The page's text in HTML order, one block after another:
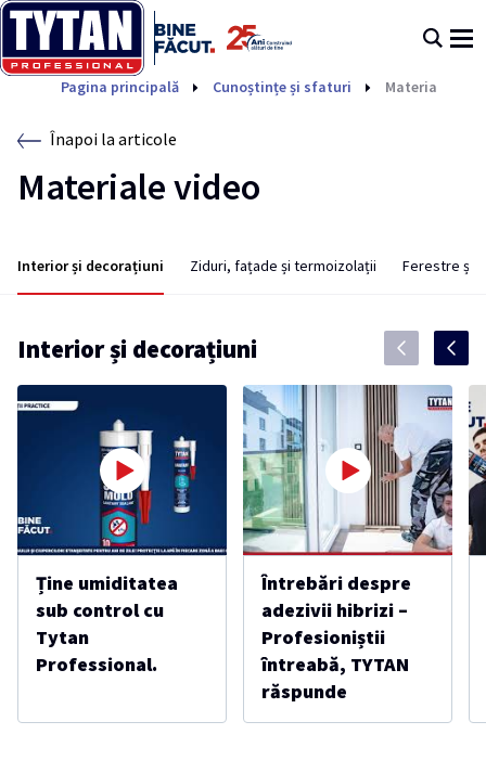
Pagina principală Cunoștințe și sfaturi Materiale
Înapoi la articole
Materiale video
Interior și decorațiuni Ziduri, fațade și termoizolații Ferestre și
Interior și decorațiuni
Ține umiditatea
sub control cu
Tytan
Professional.
Întrebări despre
adezivii hibrizi –
Profesioniștii
întreabă, TYTAN
răspunde